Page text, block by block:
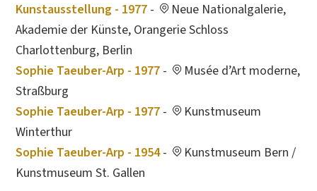
Kunstausstellung - 1977 -
Neue Nationalgalerie,
Akademie der Künste, Orangerie Schloss
Charlottenburg, Berlin
Sophie Taeuber-Arp - 1977 -
Musée d’Art moderne,
Straßburg
Sophie Taeuber-Arp - 1977 -
Kunstmuseum
Winterthur
Sophie Taeuber-Arp - 1954-
Kunstmuseum Bern /
Kunstmuseum St. Gallen